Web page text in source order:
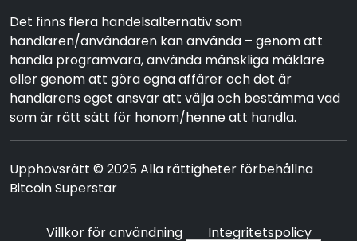
Det finns flera handelsalternativ som
handlaren/användaren kan använda – genom att
handla programvara, använda mänskliga mäklare
eller genom att göra egna affärer och det är
handlarens eget ansvar att välja och bestämma vad
som är rätt sätt för honom/henne att handla.
Upphovsrätt © 2025 Alla rättigheter förbehållna
Bitcoin Superstar
Villkor för användning Integritetspolicy